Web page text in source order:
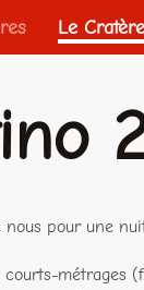
Le
pour une
métrages